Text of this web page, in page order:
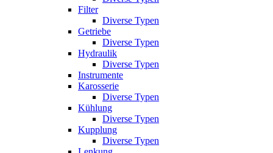
Filter
Diverse Typen
Getriebe
Diverse Typen
Hydraulik
Diverse Typen
Instrumente
Karosserie
Diverse Typen
Kühlung
Diverse Typen
Kupplung
Diverse Typen